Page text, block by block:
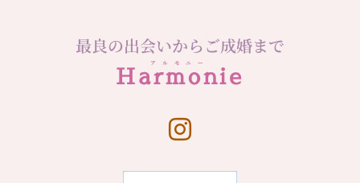
最良の出会いからご成婚まで
アルモニー
Harmonie